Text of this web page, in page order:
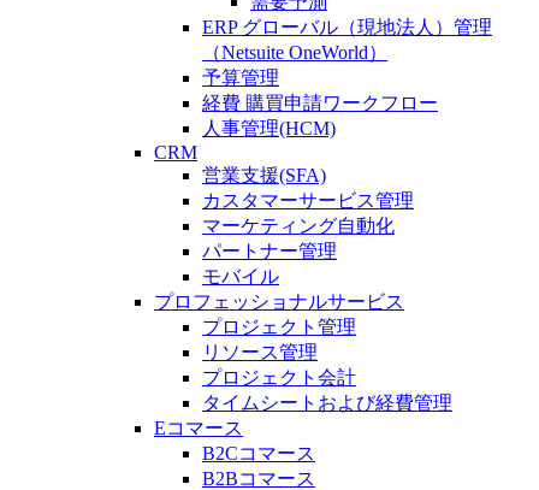
ERP グローバル（現地法人）管理
（Netsuite OneWorld）
予算管理
経費 購買申請ワークフロー
人事管理(HCM)
CRM
営業支援(SFA)
カスタマーサービス管理
マーケティング自動化
パートナー管理
モバイル
プロフェッショナルサービス
プロジェクト管理
リソース管理
プロジェクト会計
タイムシートおよび経費管理
Eコマース
B2Cコマース
B2Bコマース